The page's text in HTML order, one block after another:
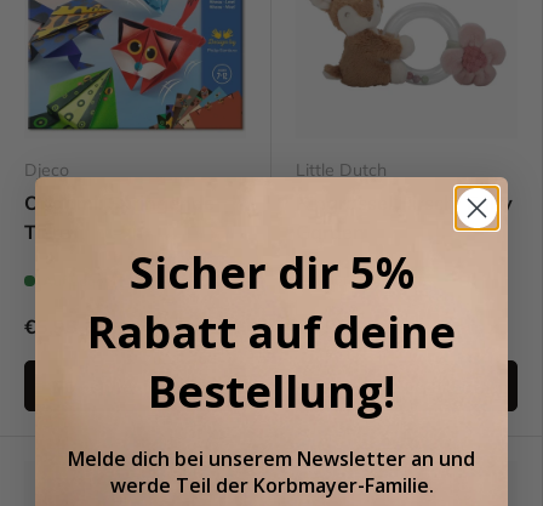
Djeco
Origami: Springende
Tiere
Auf Lager (11)
€5,95
In den Warenkorb
Little Dutch
Ringrassel Hirsch/ Fairy
Letzte Stücke (2)
€9,95
In den Warenkorb
Sicher dir 5%
Rabatt auf deine
Bestellung!
Melde dich bei unserem Newsletter an und
werde Teil der Korbmayer-Familie.